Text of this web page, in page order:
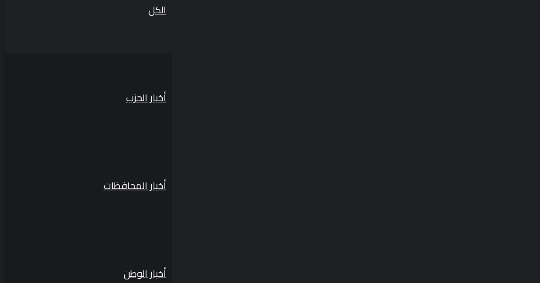
الكل
أخبار الحزب
أخبار المحافظات
أخبار الوطن